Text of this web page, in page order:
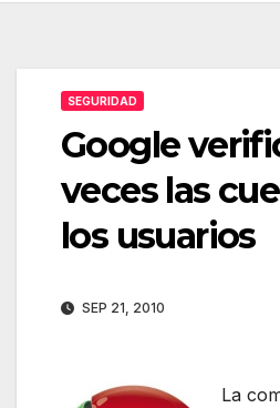
SEGURIDAD
Google
veces las
los usuarios
SEP 21, 2010
La